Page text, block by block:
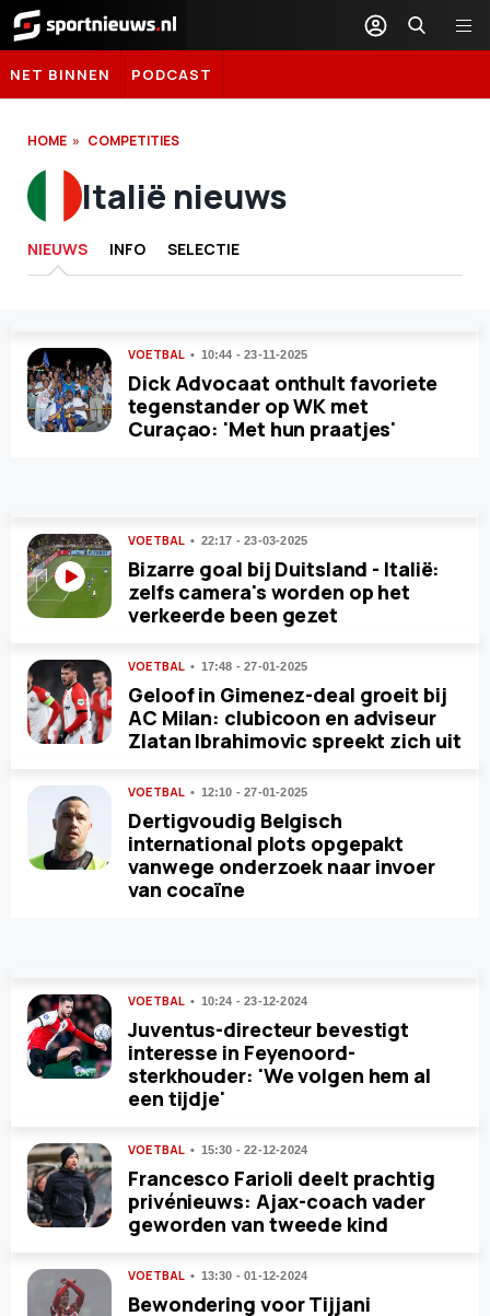
Sportnieuws.nl
NET BINNEN PODCAST
HOME COMPETITIES
Italië nieuws
NIEUWS INFO SELECTIE
VOETBAL 10:44 - 23-11-2025
Dick Advocaat onthult favoriete
tegenstander op WK met
Curaçao: 'Met hun praatjes'
VOETBAL 22:17 - 23-03-2025
Bizarre goal bij Duitsland - Italië:
zelfs camera's worden op het
verkeerde been gezet
VOETBAL 17:48 - 27-01-2025
Geloof in Gimenez-deal groeit bij
AC Milan: clubicoon en adviseur
Zlatan Ibrahimovic spreekt zich uit
VOETBAL 12:10 - 27-01-2025
Dertigvoudig Belgisch
international plots opgepakt
vanwege onderzoek naar invoer
van cocaïne
VOETBAL 10:24 - 23-12-2024
Juventus-directeur bevestigt
interesse in Feyenoord-
sterkhouder: 'We volgen hem al
een tijdje'
VOETBAL 15:30 - 22-12-2024
Francesco Farioli deelt prachtig
privénieuws: Ajax-coach vader
geworden van tweede kind
VOETBAL 13:30 - 01-12-2024
Bewondering voor Tijjani